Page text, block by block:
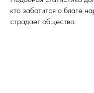
кто заботится о благе
страдает общество.